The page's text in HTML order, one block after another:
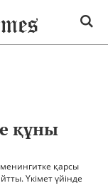
құны
қарсы
Үкімет үйінде